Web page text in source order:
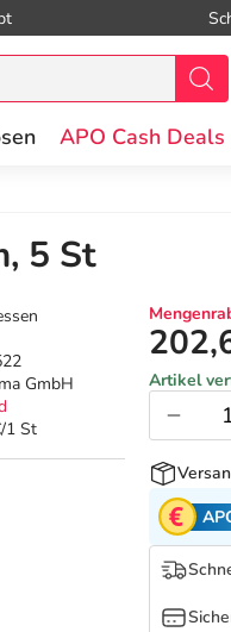
APO Cash Deals
5 St
GmbH
1 St
Artikel